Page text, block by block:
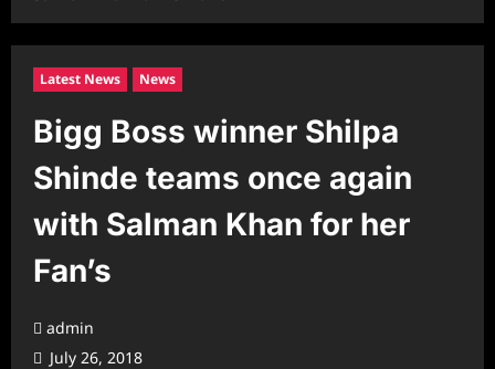
Latest News News
Bigg Boss winner Shilpa
Shinde teams once again
with Salman Khan for her
Fan’s
admin
July 26, 2018